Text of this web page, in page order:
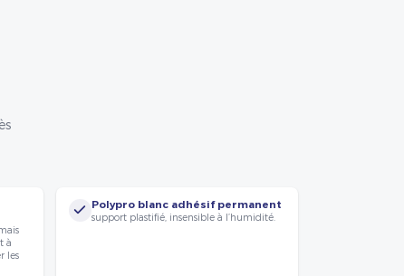
à
les
Polypro blanc adhésif permanent
support plastifié, insensible à l’humidité.